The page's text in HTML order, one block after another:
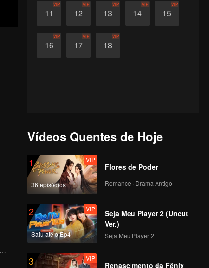
11
VIP
12
VIP
13
VIP
14
VIP
15
VIP
16
VIP
17
VIP
18
VIP
Vídeos Quentes de Hoje
1
36 episódios
VIP
Flores de Poder
Romance · Drama Antigo
2
Saiu até o Ep4
VIP
Seja Meu Player 2 (Uncut
Ver.)
Seja Meu Player 2
3 VIP
Renascimento da Fênix